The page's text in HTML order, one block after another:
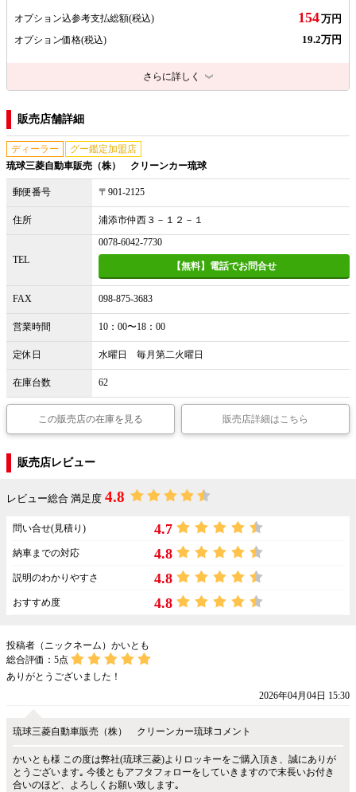
オプション込参考支払総額(税込) 154万円
オプション価格(税込) 19.2万円
さらに詳しく
販売店舗詳細
ディーラー
グー鑑定加盟店
琉球三菱自動車販売（株） クリーンカー琉球
郵便番号 〒901-2125
住所 浦添市仲西３－１２－１
TEL
0078-6042-7730
【無料】電話でお問合せ
FAX 098-875-3683
営業時間 10：00〜18：00
定休日 水曜日 毎月第二火曜日
在庫台数 62
この販売店の在庫を見る 販売店詳細はこちら
販売店レビュー
レビュー総合 満足度 4.8
問い合せ(見積り) 4.7
納車までの対応 4.8
説明のわかりやすさ 4.8
おすすめ度 4.8
投稿者（ニックネーム）かいとも
総合評価： 5点
ありがとうございました！
2026年04月04日 15:30
琉球三菱自動車販売（株） クリーンカー琉球コメント
かいとも様 この度は弊社(琉球三菱)よりロッキーをご購入頂き、誠にありが
とうございます｡ 今後ともアフタフォローをしていきますので末長いお付き
合いのほど、よろしくお願い致します｡